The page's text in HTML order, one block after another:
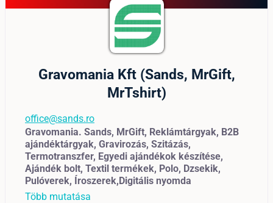
Gravomania Kft (Sands, MrGift,
MrTshirt)
office@sands.ro
Gravomania. Sands, MrGift, Reklámtárgyak, B2B
ajándéktárgyak, Gravirozás, Szitázás,
Termotranszfer, Egyedi ajándékok készítése,
Ajándék bolt, Textil termékek, Polo, Dzsekik,
Pulóverek, Íroszerek,Digitális nyomda
Több mutatása